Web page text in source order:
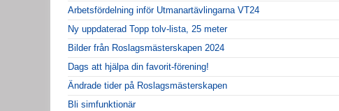
Arbetsfördelning inför Utmanartävlingarna VT24
Ny uppdaterad Topp tolv-lista, 25 meter
Bilder från Roslagsmästerskapen 2024
Dags att hjälpa din favorit-förening!
Ändrade tider på Roslagsmästerskapen
Bli simfunktionär